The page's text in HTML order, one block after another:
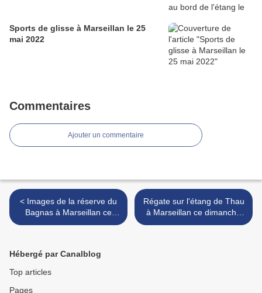
Sports de glisse à Marseillan le 25
mai 2022
Commentaires
Ajouter un commentaire
< Images de la réserve du
Bagnas à Marseillan ce
samedi matin
Régate sur l'étang de Thau
à Marseillan ce dimanche
matin >
Hébergé par Canalblog
Top articles
Pages